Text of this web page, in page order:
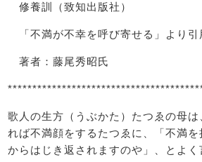
修養訓（致知出版社）
「不満が不幸を呼び寄せる」より引
著者：藤尾秀昭氏
歌人の生方（うぶかた）たつゑの母
れば不満顔をするたつゑに、「不満
からはじき返されますのや」、とよく